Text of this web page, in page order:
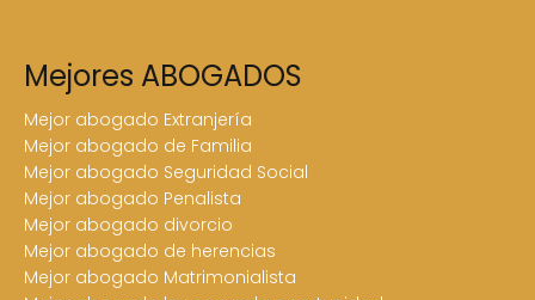
Mejores ABOGADOS
Mejor abogado Extranjería
Mejor abogado de Familia
Mejor abogado Seguridad Social
Mejor abogado Penalista
Mejor abogado divorcio
Mejor abogado de herencias
Mejor abogado Matrimonialista